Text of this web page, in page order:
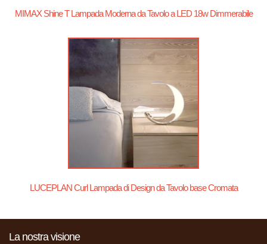
MIMAX Shine T Lampada Moderna da Tavolo a LED 18w Dimmerabile
LUCEPLAN Curl Lampada di Design da Tavolo base Cromata
La nostra visione